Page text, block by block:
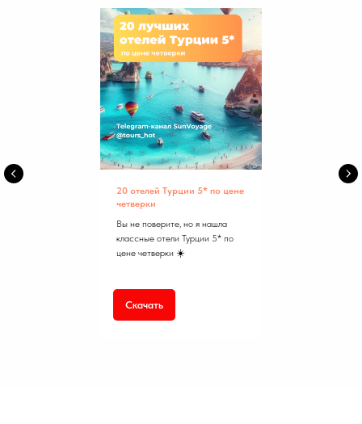
20 отелей Турции 5* по цене
четверки
Вы не поверите, но я нашла
классные отели Турции 5* по
цене четверки ☀️
Скачать